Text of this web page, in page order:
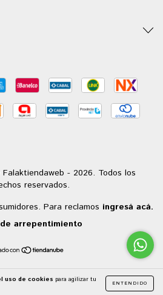
uso de cookies para agilizar tu
ENTENDIDO
- 2026. Todos los
reservados.
Para reclamos ingresá acá.
arrepentimiento